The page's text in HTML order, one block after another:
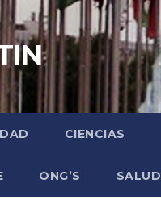
CIENCIAS
ONG’S SALUD